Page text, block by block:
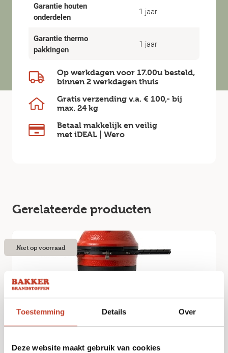
Toestemming Details Over
Deze website maakt gebruik van cookies
Garantie houten
onderdelen
1 jaar
Garantie thermo
pakkingen
1 jaar
Op werkdagen voor 17.00u besteld,
binnen 2 werkdagen thuis
Gratis verzending v.a. € 100,- bij
max. 24 kg
Betaal makkelijk en veilig
met iDEAL | Wero
Gerelateerde producten
Kamado Joe – Konnected Joe
Niet op voorraad